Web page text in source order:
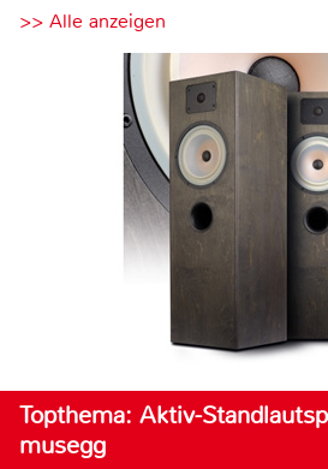
>> Alle anzeigen
Topthema: Aktiv-
musegg